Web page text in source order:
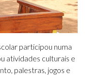
participou numa
atividades culturais e
palestras, jogos e